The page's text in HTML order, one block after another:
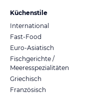
Küchenstile
International
Fast-Food
Euro-Asiatisch
Fischgerichte /
Meeresspezialitäten
Griechisch
Französisch